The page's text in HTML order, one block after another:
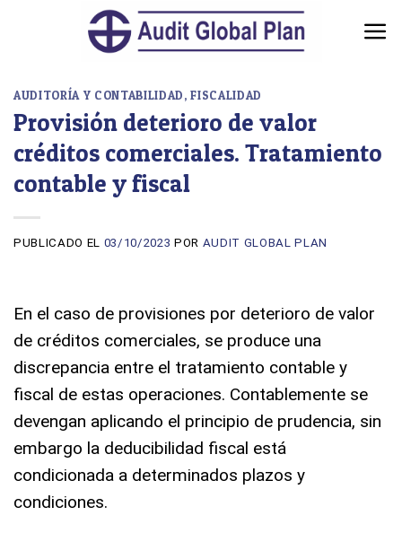
AUDITORÍA Y CONTABILIDAD,FISCALIDAD
Provisión deterioro de valor
créditos comerciales. Tratamiento
contable y fiscal
PUBLICADO EL 03/10/2023 POR AUDIT GLOBAL PLAN
En el caso de provisiones por deterioro de valor
de créditos comerciales, se produce una
discrepancia entre el tratamiento contable y
fiscal de estas operaciones. Contablemente se
devengan aplicando el principio de prudencia, sin
embargo la deducibilidad fiscal está
condicionada a determinados plazos y
condiciones.